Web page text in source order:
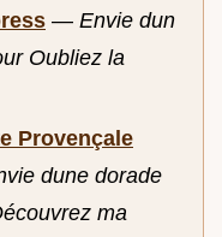
— Envie dun
Oubliez la
Provençale
dune dorade
ma